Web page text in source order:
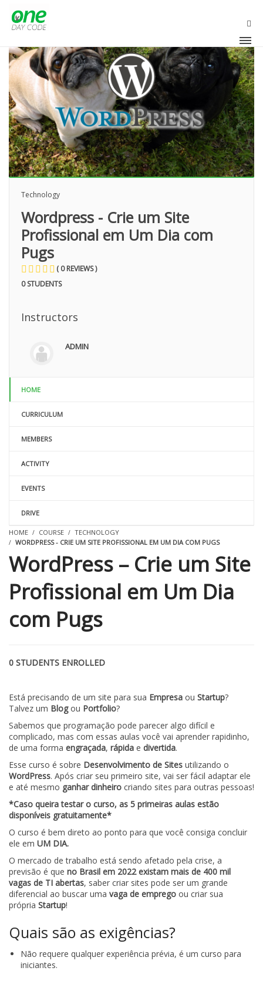
Technology
Wordpress - Crie um Site
Profissional em Um Dia com
Pugs
( 0 REVIEWS )
0 STUDENTS
Instructors
ADMIN
HOME
CURRICULUM
MEMBERS
ACTIVITY
EVENTS
DRIVE
HOME COURSE
TECHNOLOGY
WORDPRESS - CRIE UM SITE PROFISSIONAL EM UM DIA COM PUGS
WordPress – Crie um Site
Profissional em Um Dia
com Pugs
0 STUDENTS ENROLLED
Está precisando de um site para sua Empresa ou Startup?
Talvez um Blogou Portfolio?
Sabemos que programação pode parecer algo difícil e
complicado, mas com essas aulas você vai aprender rapidinho,
de uma forma engraçada, rápida e divertida.
Esse curso é sobre Desenvolvimento de Sites utilizando o
WordPress. Após criar seu primeiro site, vai ser fácil adaptar ele
e até mesmo ganhar dinheiro criando sites para outras pessoas!
*Caso queira testar o curso, as 5 primeiras aulas estão
disponíveis gratuitamente*
O curso é bem direto ao ponto para que você consiga concluir
ele em UM DIA.
O mercado de trabalho está sendo afetado pela crise, a
previsão é que no Brasil em 2022 existam mais de 400 mil
vagas de TI abertas, saber criar sites pode ser um grande
diferencial ao buscar uma vaga de emprego ou criar sua
própria Startup!
Quais são as exigências?
Não requere qualquer experiência prévia, é um curso para
iniciantes.